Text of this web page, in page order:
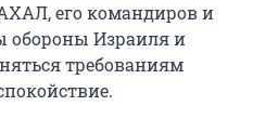
его командиров и
обороны Израиля и
требованиям